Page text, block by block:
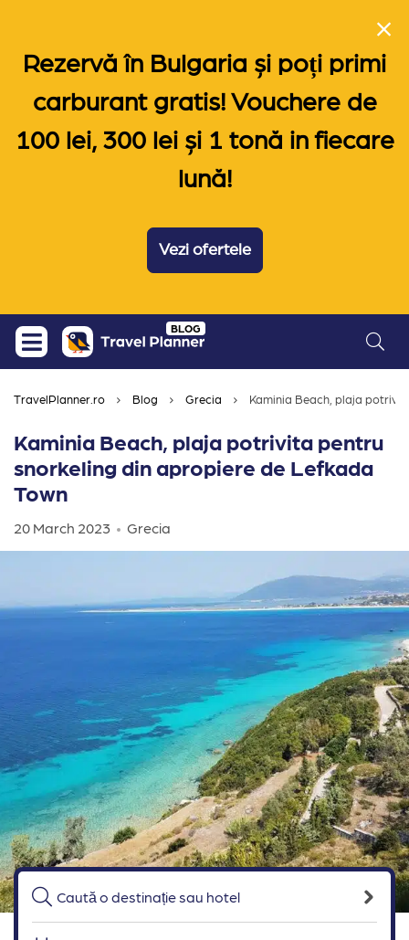
Rezervă în Bulgaria și poți primi
carburant gratis! Vouchere de
100 lei, 300 lei și 1 tonă in fiecare
lună!
Vezi ofertele
Skip
content
BLOG
TravelPlanner.ro Blog Grecia Kaminia Beach, plaja
Kaminia Beach, plaja potrivita pentru
snorkeling din apropiere de Lefkada
Town
20 March 2023 Grecia